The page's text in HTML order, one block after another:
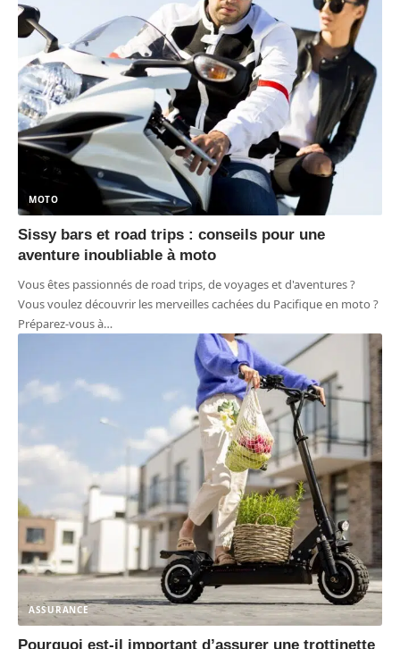
MOTO
Sissy bars et road trips : conseils pour une
aventure inoubliable à moto
Vous êtes passionnés de road trips, de voyages et d'aventures ?
Vous voulez découvrir les merveilles cachées du Pacifique en moto ?
Préparez-vous à…
ASSURANCE
Pourquoi est-il important d’assurer une trottinette